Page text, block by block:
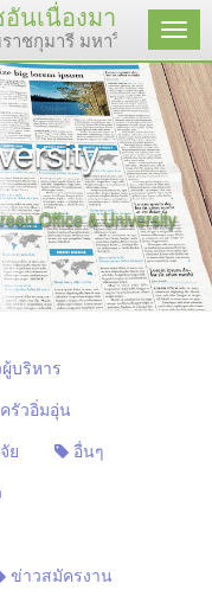
นเนื่องมาจากพระ
าชกุมารี มหาวิทยาลัยแม่
เมนู
Office & University
บริหาร
ครัวอิ่มอุ่น
ย
อื่นๆ
ข่าวสมัครงาน